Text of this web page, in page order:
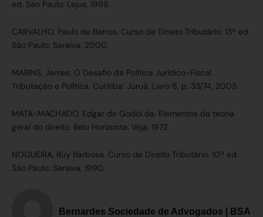
ed. São Paulo: Lejus, 1998.
CARVALHO, Paulo de Barros. Curso de Direito Tributário. 13ª ed.
São Paulo: Saraiva, 2000.
MARINS, James. O Desafio da Política Jurídico-Fiscal.
Tributação e Política. Curitiba: Juruá, Livro 6, p. 33/74, 2005.
MATA-MACHADO, Edgar de Godói da. Elementos da teoria
geral do direito. Belo Horizonte: Veja, 1972.
NOGUEIRA, Ruy Barbosa. Curso de Direito Tributário. 10ª ed.
São Paulo: Saraiva, 1990.
Bernardes Sociedade de Advogados | BSA